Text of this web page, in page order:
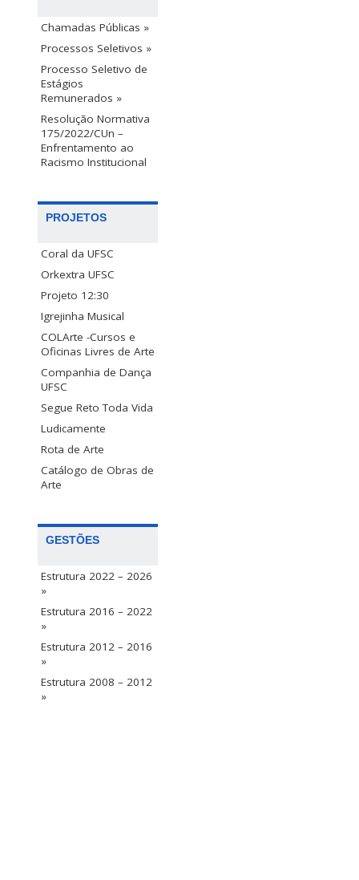
Chamadas Públicas »
Processos Seletivos »
Processo Seletivo de
Estágios
Remunerados »
Resolução Normativa
175/2022/CUn –
Enfrentamento ao
Racismo Institucional
PROJETOS
Coral da UFSC
Orkextra UFSC
Projeto 12:30
Igrejinha Musical
COLArte -Cursos e
Oficinas Livres de Arte
Companhia de Dança
UFSC
Segue Reto Toda Vida
Ludicamente
Rota de Arte
Catálogo de Obras de
Arte
GESTÕES
Estrutura 2022 – 2026
»
Estrutura 2016 – 2022
»
Estrutura 2012 – 2016
»
Estrutura 2008 – 2012
»